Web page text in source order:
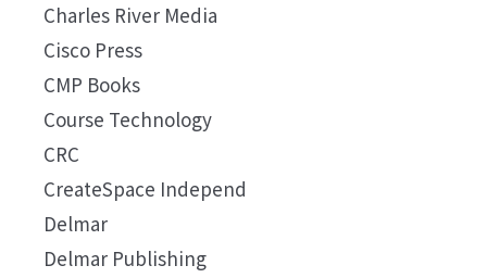
Charles River Media
Cisco Press
CMP Books
Course Technology
CRC
CreateSpace Independ
Delmar
Delmar Publishing